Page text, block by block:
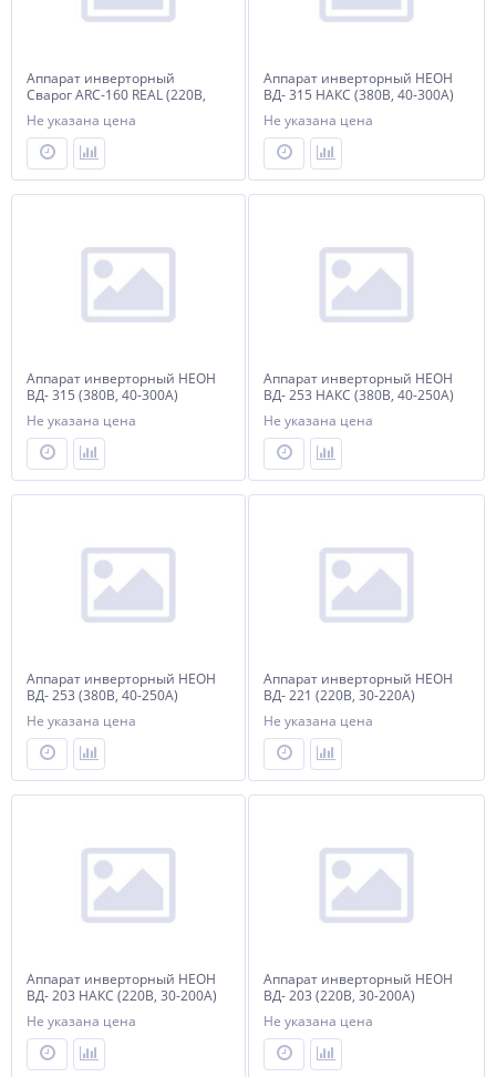
Аппарат инверторный
Сварог ARC-160 REAL (220В,
15-160А) (Z240N)
Не указана цена
Аппарат инверторный НЕОН
ВД- 315 НАКС (380В, 40-300А)
Не указана цена
Аппарат инверторный НЕОН
ВД- 315 (380В, 40-300А)
Не указана цена
Аппарат инверторный НЕОН
ВД- 253 НАКС (380В, 40-250А)
Не указана цена
Аппарат инверторный НЕОН
ВД- 253 (380В, 40-250А)
Не указана цена
Аппарат инверторный НЕОН
ВД- 221 (220В, 30-220А)
Не указана цена
Аппарат инверторный НЕОН
ВД- 203 НАКС (220В, 30-200А)
Не указана цена
Аппарат инверторный НЕОН
ВД- 203 (220В, 30-200А)
Не указана цена